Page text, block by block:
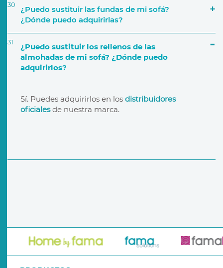
garantía de por vida
30
¿Puedo sustituir las fundas de mi sofá?
¿Dónde puedo adquirirlas?
31
¿Puedo sustituir los rellenos de las
almohadas de mi sofá? ¿Dónde puedo
adquirirlos?
Sí. Puedes adquirirlos en los distribuidores
oficialesde nuestra marca.